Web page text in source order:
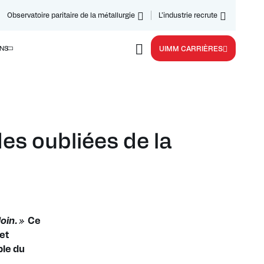
Observatoire paritaire de la métallurgie L’industrie recrute
UIMM CARRIÈRES
oubliées de la
» Ce
du